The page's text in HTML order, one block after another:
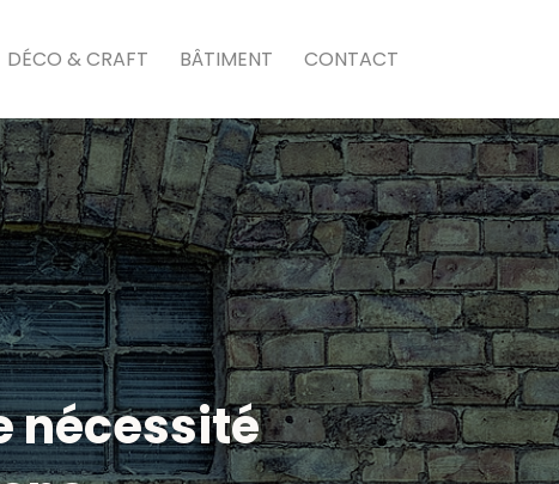
DÉCO & CRAFT BÂTIMENT CONTACT
nécessité